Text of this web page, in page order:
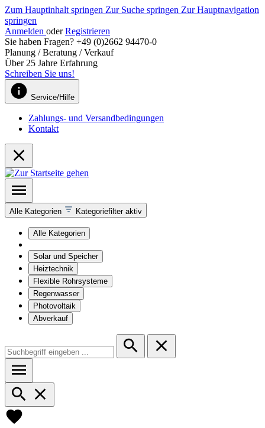
Zum Hauptinhalt springen Zur Suche springen Zur Hauptnavigation
springen
Anmelden oder Registrieren
Sie haben Fragen? +49 (0)2662 94470-0
Planung / Beratung / Verkauf
Über 25 Jahre Erfahrung
Schreiben Sie uns!
Service/Hilfe
Zahlungs- und Versandbedingungen
Kontakt
Alle Kategorien Kategoriefilter aktiv
Alle Kategorien
Solar und Speicher
Heiztechnik
Flexible Rohrsysteme
Regenwasser
Photovoltaik
Abverkauf